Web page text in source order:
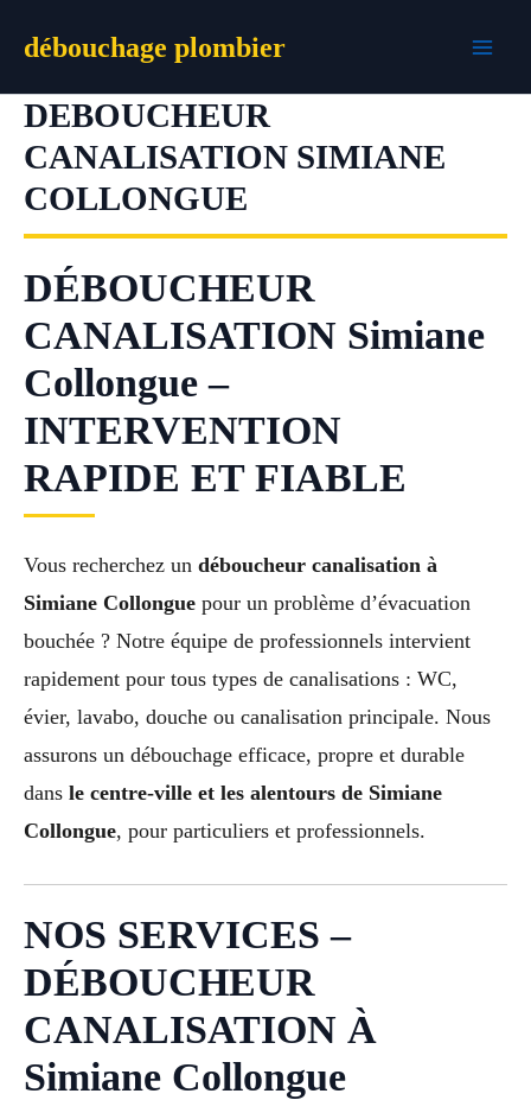
débouchage plombier
DEBOUCHEUR
CANALISATION SIMIANE
COLLONGUE
DÉBOUCHEUR
CANALISATION Simiane
Collongue –
INTERVENTION
RAPIDE ET FIABLE
Vous recherchez un déboucheur canalisation à
Simiane Collongue pour un problème d’évacuation
bouchée ? Notre équipe de professionnels intervient
rapidement pour tous types de canalisations : WC,
évier, lavabo, douche ou canalisation principale. Nous
assurons un débouchage efficace, propre et durable
dans le centre-ville et les alentours de Simiane
Collongue, pour particuliers et professionnels.
NOS SERVICES –
DÉBOUCHEUR
CANALISATION À
Simiane Collongue